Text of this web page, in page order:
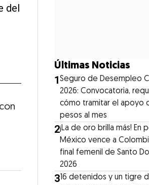
del
Últimas Noticias
1Seguro de Desempleo
2026: Convocatoria,
cómo tramitar el apoyo
pesos al mes
2¡La de oro brilla más! En
México vence a
final femenil de Santo
2026
3 16 detenidos y un tigre